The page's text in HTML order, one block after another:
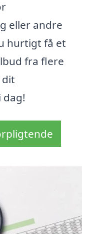
eller andre
hurtigt få et
fra flere
dit